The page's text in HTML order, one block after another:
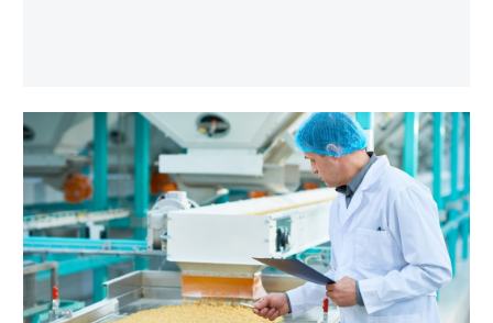
FERRARI ASIA
VENTILATION
Menawarkan kipas angin untuk industri makanan